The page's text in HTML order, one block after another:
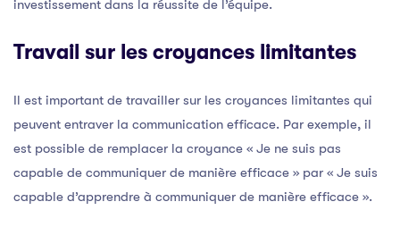
investissement dans la réussite de l’équipe.
Travail sur les croyances limitantes
Il est important de travailler sur les croyances limitantes qui
peuvent entraver la communication efficace. Par exemple, il
est possible de remplacer la croyance « Je ne suis pas
capable de communiquer de manière efficace » par « Je suis
capable d’apprendre à communiquer de manière efficace ».